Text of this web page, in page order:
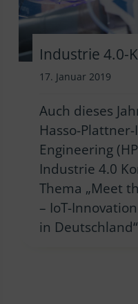
Industrie 4.0-
17. Januar 2019
Auch dieses
Hasso-
Engineering
Industrie 4.0
Thema „Meet
– IoT-
in